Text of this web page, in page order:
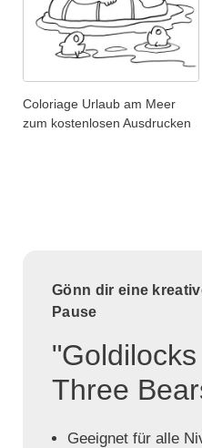
Coloriage Urlaub am Meer
zum kostenlosen Ausdrucken
Gönn dir eine
Pause
Three
Geeignet für alle